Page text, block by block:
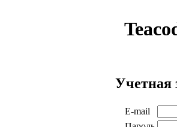
Учетная
E-mail